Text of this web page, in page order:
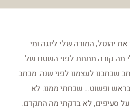
יהוטל, המורה שלי ליוגה ומי
מה קורה מתחת לפני השטח של
שכתבנו לעצמנו לפני שנה. מכתב
בראש ופשוט… שכחתי ממנו. לא
על סעיפים, לא בדקתי מה התקדם.